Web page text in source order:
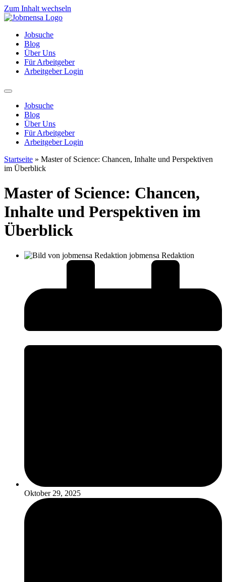
Zum Inhalt wechseln
Jobsuche
Blog
Über Uns
Für Arbeitgeber
Arbeitgeber Login
Jobsuche
Blog
Über Uns
Für Arbeitgeber
Arbeitgeber Login
Startseite » Master of Science: Chancen, Inhalte und Perspektiven
im Überblick
Master of Science: Chancen,
Inhalte und Perspektiven im
Überblick
jobmensa Redaktion
Oktober 29, 2025